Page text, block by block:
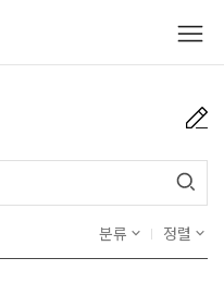
모바
분류 정렬